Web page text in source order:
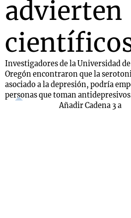
advierten
Investigadores de la Universidad de
Oregón encontraron que la
asociado a la depresión, podría
personas que toman
Añadir Cadena 3 a